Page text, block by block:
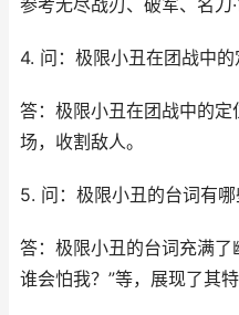
参考无尽战刃、破军、名刀
4. 问：极限小丑在团战中的
答：极限小丑在团战中的
场，收割敌人。
5. 问：极限小丑的台词有哪
答：极限小丑的台词充满了
谁会怕我？”等，展现了其特